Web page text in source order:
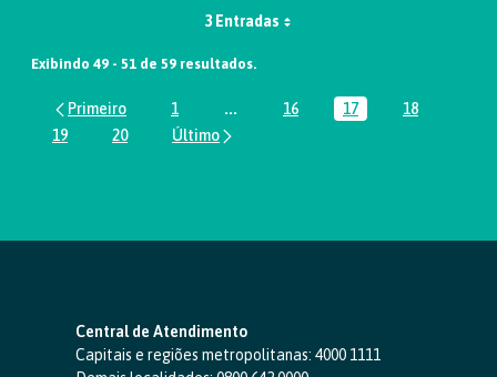
3 Entradas
Exibindo 49 - 51 de 59 resultados.
Página
1 ...Páginas intermediárias Usar ABA
Página
16 Página
17 Página
18
Página
19 Página
20
Central de Atendimento
Capitais e regiões metropolitanas: 4000 1111